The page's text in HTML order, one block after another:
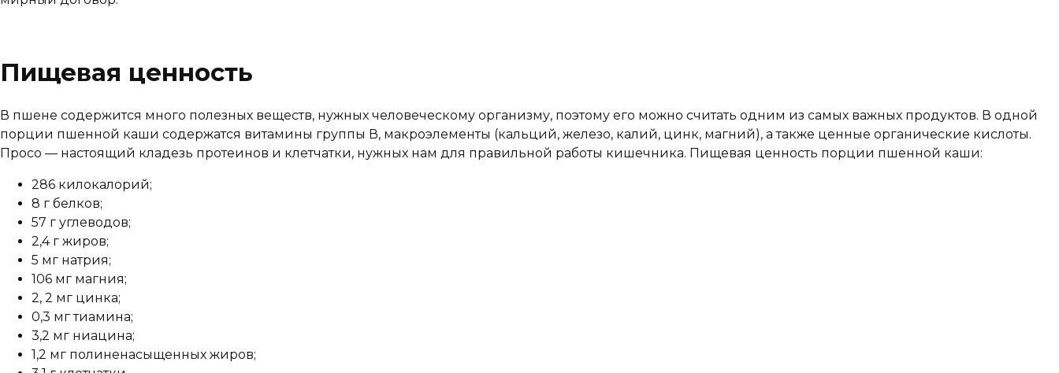
Пищевая ценность
В пшене содержится много полезных веществ, нужных человеческому организму, поэтому его можно считать одним из самых важных продуктов. В одной
порции пшенной каши содержатся витамины группы В, макроэлементы (кальций, железо, калий, цинк, магний), а также ценные органические кислоты.
Просо — настоящий кладезь протеинов и клетчатки, нужных нам для правильной работы кишечника. Пищевая ценность порции пшенной каши:
286 килокалорий;
8 г белков;
57 г углеводов;
2,4 г жиров;
5 мг натрия;
106 мг магния;
2, 2 мг цинка;
0,3 мг тиамина;
3,2 мг ниацина;
1,2 мг полиненасыщенных жиров;